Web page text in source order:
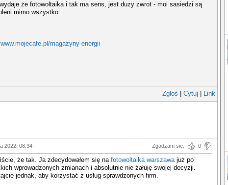
że fotowoltaika i tak ma sens, jest duzy zwrot - moi sasiedzi są
mimo wszystko
magazyny-energii
Zgłoś Cytuj Link
2022, 08:34 Zgadzam sie: 0
że tak. Ja zdecydowałem się na fotowoltaika warszawajuż po
wprowadzonych zmianach i absolutnie nie żałuję swojej decyzji.
jednak, aby korzystać z usług sprawdzonych firm.